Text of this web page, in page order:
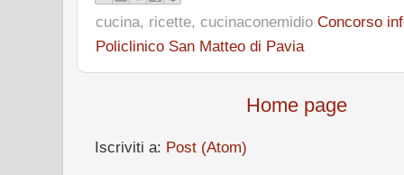
cucina, ricette, cucinaconemidio Concorso
Policlinico San Matteo di Pavia
Home page
Iscriviti a: Post (Atom)